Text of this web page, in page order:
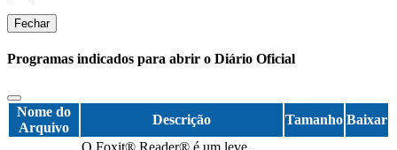
Fechar
Programas indicados para abrir o Diário Oficial
Nome do
Arquivo
Descrição Tamanho Baixar
O Foxit® Reader® é um leve,